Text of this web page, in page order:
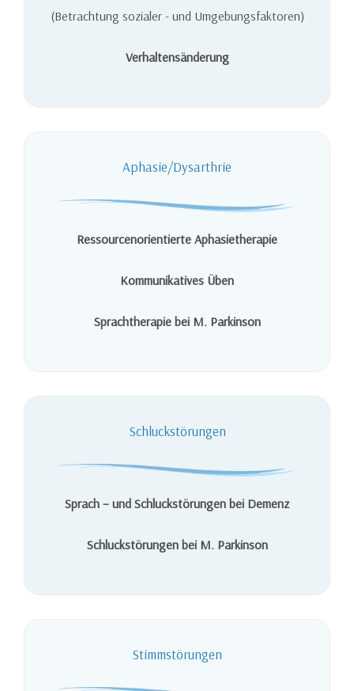
(Betrachtung sozialer - und Umgebungsfaktoren)
Verhaltensänderung
Aphasie/Dysarthrie
Ressourcenorientierte Aphasietherapie
Kommunikatives Üben
Sprachtherapie bei M. Parkinson
Schluckstörungen
Sprach – und Schluckstörungen bei Demenz
Schluckstörungen bei M. Parkinson
Stimmstörungen